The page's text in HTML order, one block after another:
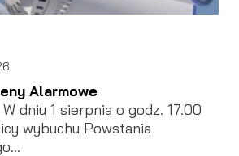
Alarmowe
dniu 1 sierpnia o godz. 17.00
wybuchu Powstania